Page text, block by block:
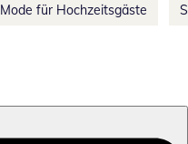
Mode für Hochzeitsgäste